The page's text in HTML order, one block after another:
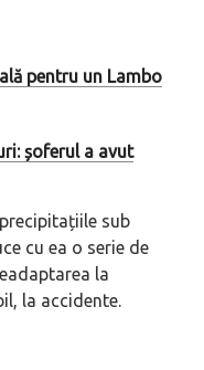
pentru un Lambo
șoferul a avut
sub
cu ea o serie de
la
la accidente.